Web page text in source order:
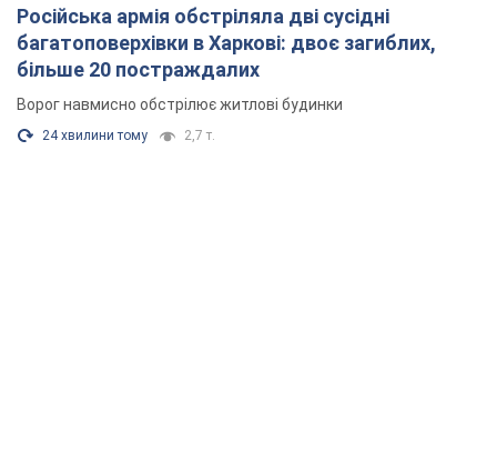
Російська армія обстріляла дві сусідні
багатоповерхівки в Харкові: двоє загиблих,
більше 20 постраждалих
Ворог навмисно обстрілює житлові будинки
24 хвилини тому 2,7 т.